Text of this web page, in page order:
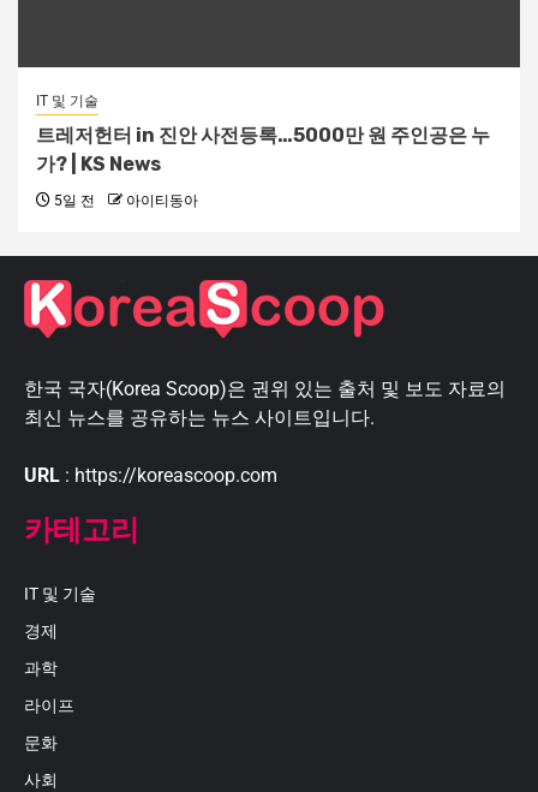
IT 및 기술
트레저헌터 in 진안 사전등록…5000만 원 주인공은 누
가? | KS News
5일 전 아이티동아
한국 국자(Korea Scoop)은 권위 있는 출처 및 보도 자료의
최신 뉴스를 공유하는 뉴스 사이트입니다.
URL : https://koreascoop.com
카테고리
IT 및 기술
경제
과학
라이프
문화
사회